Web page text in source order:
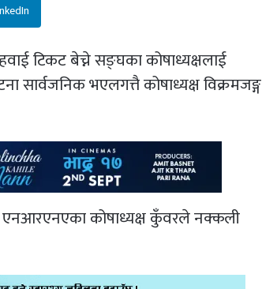
टिकट बेच्ने सङ्घका कोषाध्यक्षलाई
भएलगत्तै कोषाध्यक्ष विक्रमजङ्ग
एनआरएनएका कोषाध्यक्ष कुँवरले नक्कली